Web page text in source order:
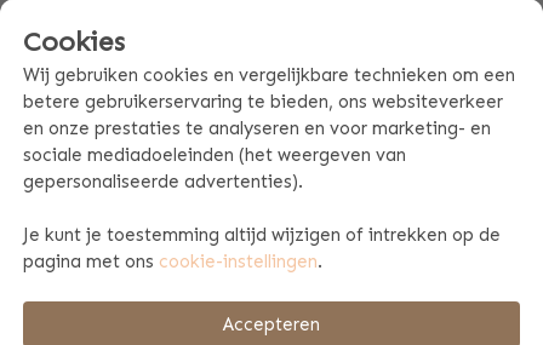
PRODUCT SPECIFICATIES
Cookies
Wij gebruiken cookies en vergelijkbare technieken om een
betere gebruikerservaring te bieden, ons websiteverkeer
en onze prestaties te analyseren en voor marketing- en
sociale mediadoeleinden (het weergeven van
gepersonaliseerde advertenties).
Je kunt je toestemming altijd wijzigen of intrekken op de
pagina met ons cookie-instellingen.
Accepteren